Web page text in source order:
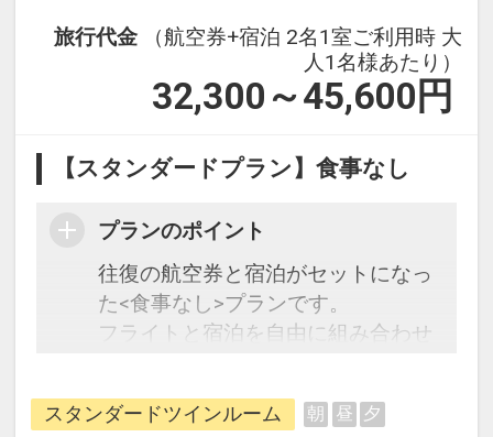
旅行代金
（航空券+宿泊 2名1室ご利用時 大
人1名様あたり）
32,300～45,600 円
【スタンダードプラン】食事なし
プランのポイント
往復の航空券と宿泊がセットになっ
た<食事なし>プランです。
フライトと宿泊を自由に組み合わせ
ら、一都市滞在はもちろん周遊旅行
にも最適！
スタンダードツインルーム 朝 昼 夕